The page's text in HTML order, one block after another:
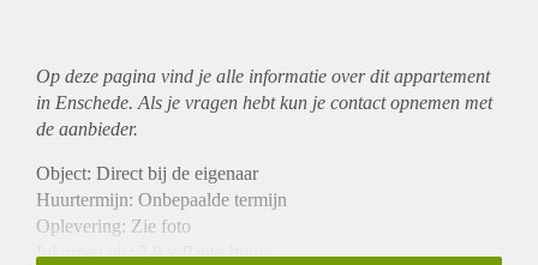
Op deze pagina vind je alle informatie over ditappartement
in Enschede. Als je vragen hebt kun je contact opnemen met
de aanbieder.
Object: Direct bij de eigenaar
Huurtermijn: Onbepaalde termijn
Oplevering: Zie foto
Inkomen eis: 2,9 x Bruto huur